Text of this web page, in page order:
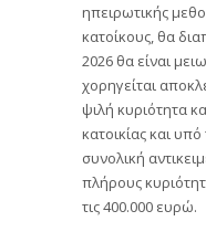
ηπειρωτικής
κατοίκους, θα
2026 θα είναι
χορηγείται
ψιλή κυριότητα
κατοικίας και
συνολική
πλήρους
τις 400.000 ευρώ.